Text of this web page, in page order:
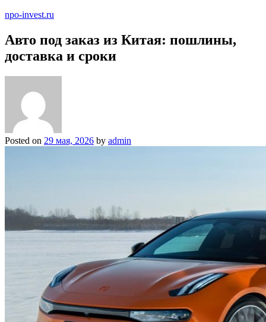
npo-invest.ru
Авто под заказ из Китая: пошлины,
доставка и сроки
Posted on 29 мая, 2026 by admin